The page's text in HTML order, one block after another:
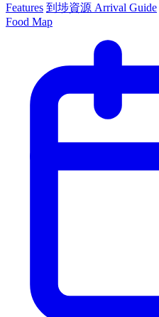
Features 到埗資源 Arrival Guide
Food Map